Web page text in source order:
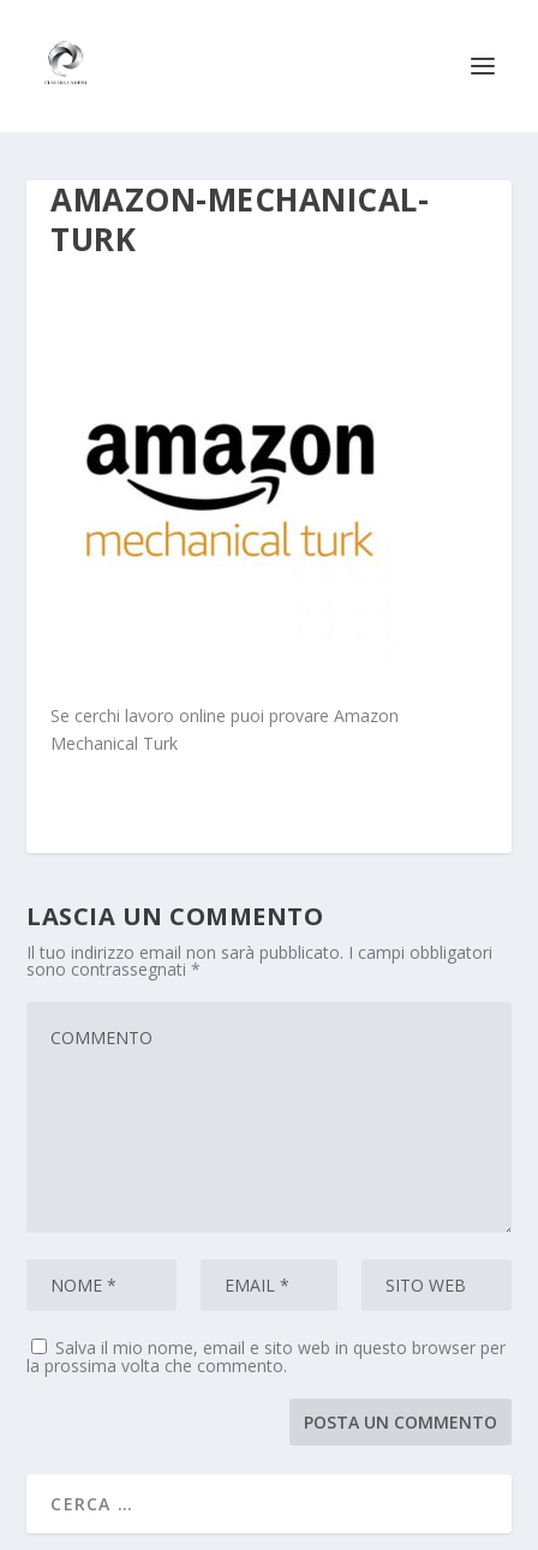
AMAZON-MECHANICAL-
TURK
Se cerchi lavoro online puoi provare Amazon
Mechanical Turk
LASCIA UN COMMENTO
Il tuo indirizzo email non sarà pubblicato. I campi obbligatori
sono contrassegnati*
Salva il mio nome, email e sito web in questo browser per
la prossima volta che commento.